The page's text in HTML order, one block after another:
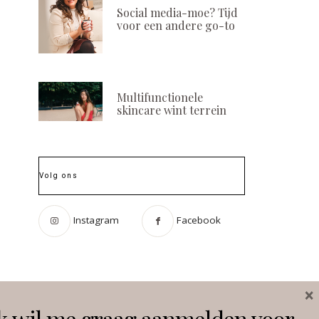
maandag 10
Social media-moe? Tijd
voor een andere go-to
Multifunctionele
skincare wint terrein
Volg ons
Instagram Facebook
×